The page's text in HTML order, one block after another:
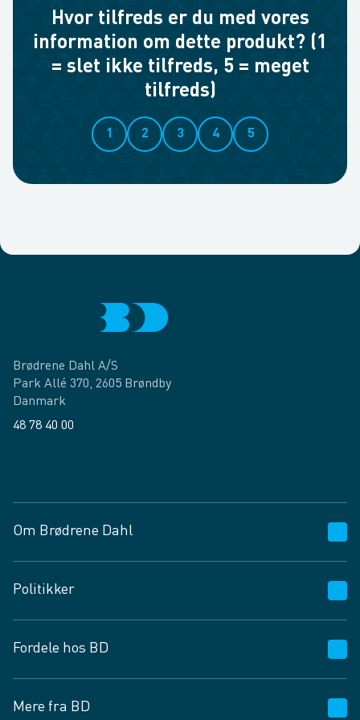
Hvor tilfreds er du med vores
information om dette produkt? (1
= slet ikke tilfreds, 5 = meget
tilfreds)
1 2 3 4 5
Brødrene Dahl A/S
Park Allé 370, 2605 Brøndby
Danmark
48 78 40 00
Om Brødrene Dahl
Vagttelefon 30 10 89 89
Spørgsmål og svar
Job og karriere
Fødevarekontrolrapport
Politikker
Privatlivspolitik
Cookies
Vilkår og betingelser
Fordele hos BD
BD app
Mere fra BD